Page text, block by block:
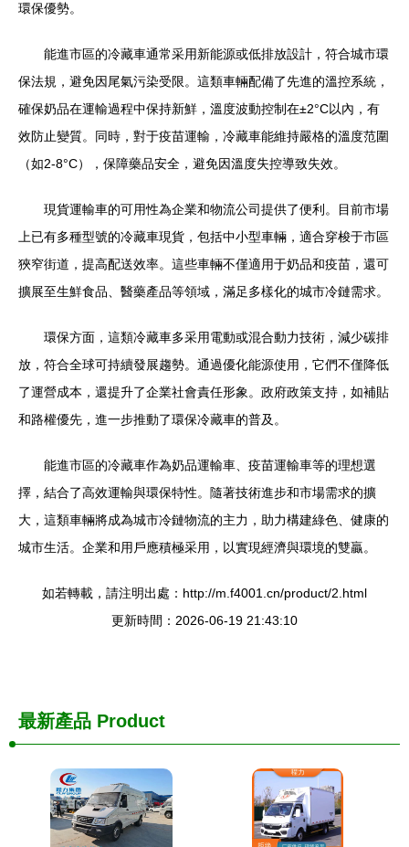
環保優勢。
能進市區的冷藏車通常采用新能源或低排放設計，符合城市環
保法規，避免因尾氣污染受限。這類車輛配備了先進的溫控系統，
確保奶品在運輸過程中保持新鮮，溫度波動控制在±2°C以內，有
效防止變質。同時，對于疫苗運輸，冷藏車能維持嚴格的溫度范圍
（如2-8°C），保障藥品安全，避免因溫度失控導致失效。
現貨運輸車的可用性為企業和物流公司提供了便利。目前市場
上已有多種型號的冷藏車現貨，包括中小型車輛，適合穿梭于市區
狹窄街道，提高配送效率。這些車輛不僅適用于奶品和疫苗，還可
擴展至生鮮食品、醫藥產品等領域，滿足多樣化的城市冷鏈需求。
環保方面，這類冷藏車多采用電動或混合動力技術，減少碳排
放，符合全球可持續發展趨勢。通過優化能源使用，它們不僅降低
了運營成本，還提升了企業社會責任形象。政府政策支持，如補貼
和路權優先，進一步推動了環保冷藏車的普及。
能進市區的冷藏車作為奶品運輸車、疫苗運輸車等的理想選
擇，結合了高效運輸與環保特性。隨著技術進步和市場需求的擴
大，這類車輛將成為城市冷鏈物流的主力，助力構建綠色、健康的
城市生活。企業和用戶應積極采用，以實現經濟與環境的雙贏。
如若轉載，請注明出處：http://m.f4001.cn/product/2.html
更新時間：2026-06-19 21:43:10
最新產品 Product